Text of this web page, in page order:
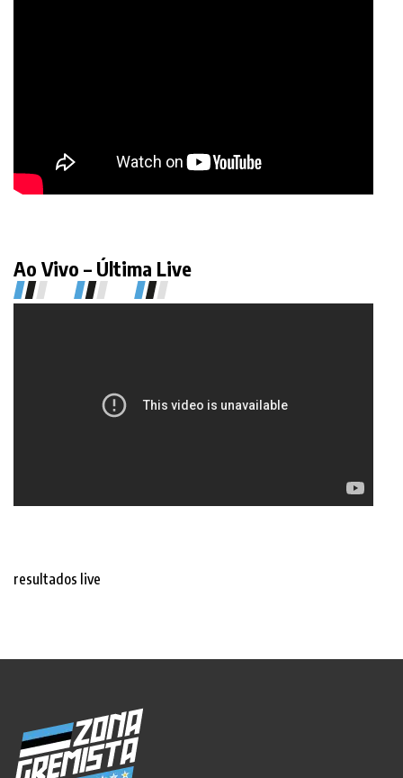
Ao Vivo – Última Live
resultados live